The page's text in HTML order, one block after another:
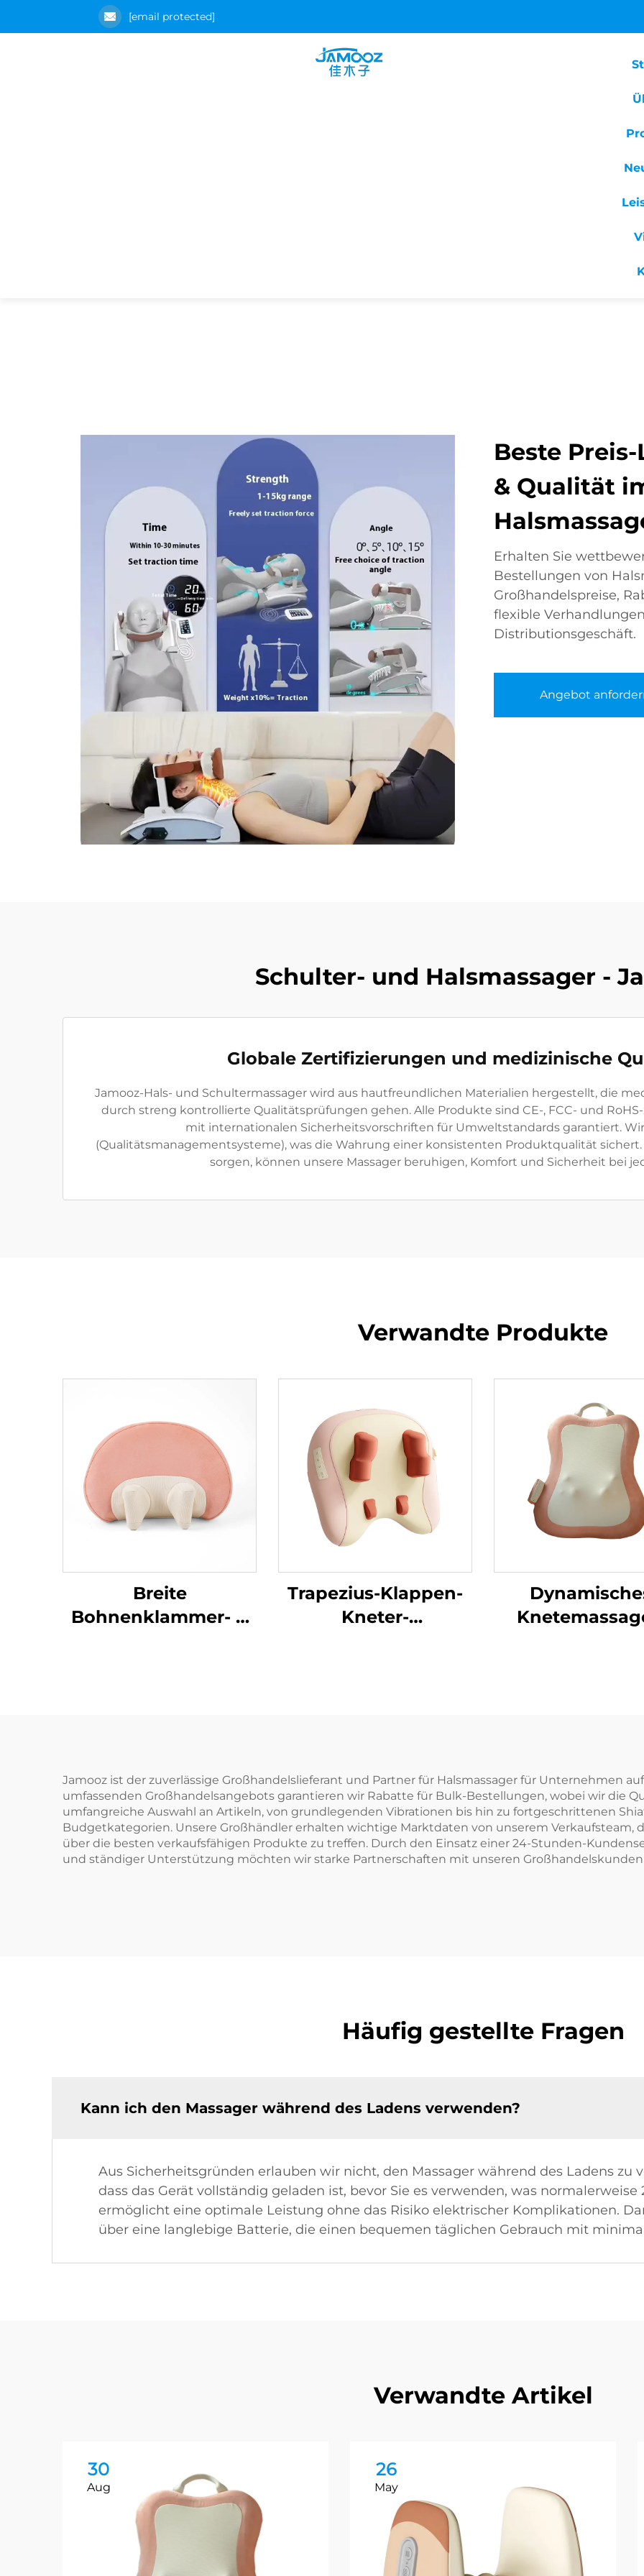
[email protected]
Beste
& Qualität
Erhalten Sie
Bestellungen von
Großhandelspreise,
flexible
Distributionsgeschäft.
Angebot
Schulter- und Halsmassager -
Globale Zertifizierungen und medizinische
Jamooz-Hals- und Schultermassager wird aus hautfreundlichen Materialien hergestellt, die
durch streng kontrollierte Qualitätsprüfungen gehen. Alle Produkte sind CE-, FCC- und
mit internationalen Sicherheitsvorschriften für Umweltstandards garantiert.
(Qualitätsmanagementsysteme), was die Wahrung einer konsistenten Produktqualität
sorgen, können unsere Massager beruhigen, Komfort und Sicherheit bei
Verwandte Produkte
Breite
Bohnenklammer- &
Trapezius-Klappen-
Kneter-
Jamooz ist der zuverlässige Großhandelslieferant und Partner für Halsmassager für Unternehmen
umfassenden Großhandelsangebots garantieren wir Rabatte für Bulk-Bestellungen, wobei wir die
umfangreiche Auswahl an Artikeln, von grundlegenden Vibrationen bis hin zu fortgeschrittenen
Budgetkategorien. Unsere Großhändler erhalten wichtige Marktdaten von unserem
über die besten verkaufsfähigen Produkte zu treffen. Durch den Einsatz einer 24-Stunden-
und ständiger Unterstützung möchten wir starke Partnerschaften mit unseren
Häufig gestellte Fragen
Kann ich den Massager während des Ladens verwenden?
Aus Sicherheitsgründen erlauben wir nicht, den Massager während des Ladens zu
dass das Gerät vollständig geladen ist, bevor Sie es verwenden, was normalerweise
ermöglicht eine optimale Leistung ohne das Risiko elektrischer Komplikationen.
über eine langlebige Batterie, die einen bequemen täglichen Gebrauch mit
Verwandte Artikel
30
Aug
26
May